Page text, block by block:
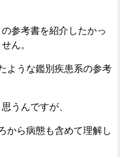
参考書を紹介したかっ
ん。
ような鑑別疾患系の参考
うんですが、
から病態も含めて理解し